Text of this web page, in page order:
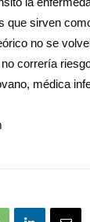
que sirven
no se
correría
médica